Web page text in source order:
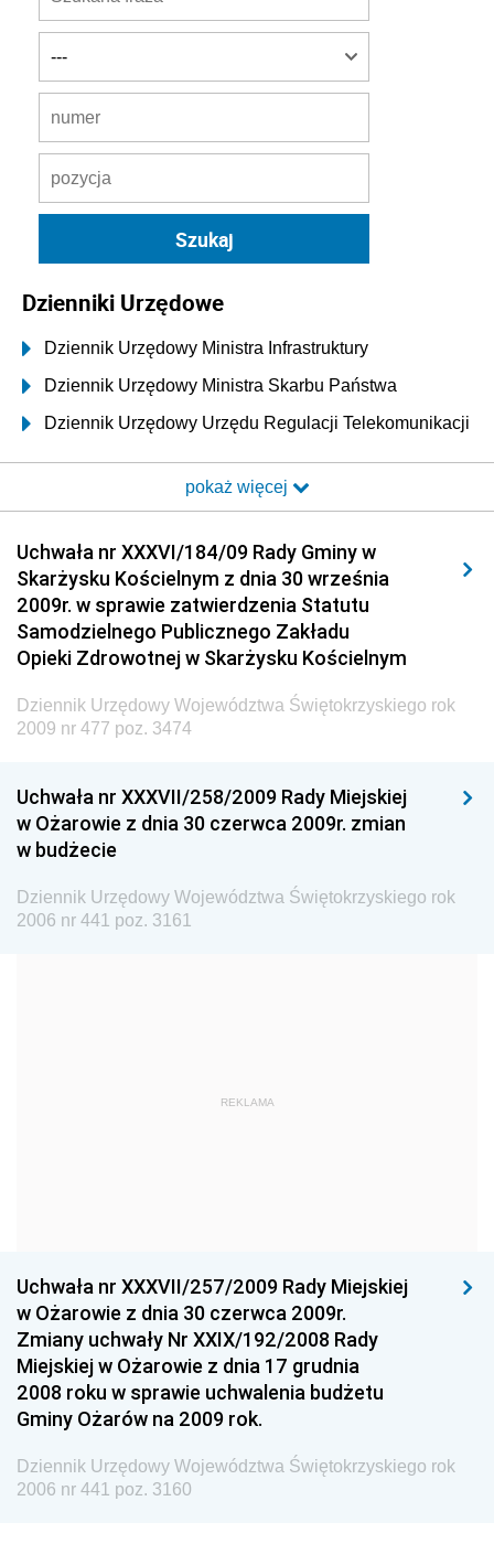
Dzienniki Urzędowe
Dziennik Urzędowy Ministra Infrastruktury
Dziennik Urzędowy Ministra Skarbu Państwa
Dziennik Urzędowy Urzędu Regulacji Telekomunikacji
Dziennik Urzędowy Ministra Transportu i Budownictwa
Elektronicznej
Dziennik Urzędowy Ministra Spraw Wewnętrznych i
Administracji
Dziennik Urzędowy Ministra Transportu
Dziennik Urzędowy Ministra Budownictwa
Dziennik Urzędowy Ministra Nauki i Szkolnictwa
Dziennik Urzędowy Głównego Urzędu Miar
Dziennik Urzędowy Ministra Rolnictwa i Rozwoju Wsi
Sportu
Dziennik Urzędowy Ministra Edukacji i Nauki
Dziennik Urzędowy Ministra Gospodarki
Dziennik Urzędowy Urzędu Ochrony Konkurencji i
Konsumentów
Dziennik Urzędowy Ministra Pracy i Polityki
Społecznej
Dziennik Urzędowy Urzędu Lotnictwa Cywilnego
pokaż więcej
Uchwała nr XXXVI/184/09 Rady Gminy w
Skarżysku Kościelnym z dnia 30 września
2009r. w sprawie zatwierdzenia Statutu
Samodzielnego Publicznego Zakładu
Opieki Zdrowotnej w Skarżysku Kościelnym
Dziennik Urzędowy Województwa Świętokrzyskiego rok
2009 nr 477 poz. 3474
Uchwała nr XXXVII/258/2009 Rady Miejskiej
w Ożarowie z dnia 30 czerwca 2009r. zmian
w budżecie
Dziennik Urzędowy Województwa Świętokrzyskiego rok
2006 nr 441 poz. 3161
REKLAMA
Uchwała nr XXXVII/257/2009 Rady Miejskiej
w Ożarowie z dnia 30 czerwca 2009r.
Zmiany uchwały Nr XXIX/192/2008 Rady
Miejskiej w Ożarowie z dnia 17 grudnia
2008 roku w sprawie uchwalenia budżetu
Gminy Ożarów na 2009 rok.
Dziennik Urzędowy Województwa Świętokrzyskiego rok
2006 nr 441 poz. 3160